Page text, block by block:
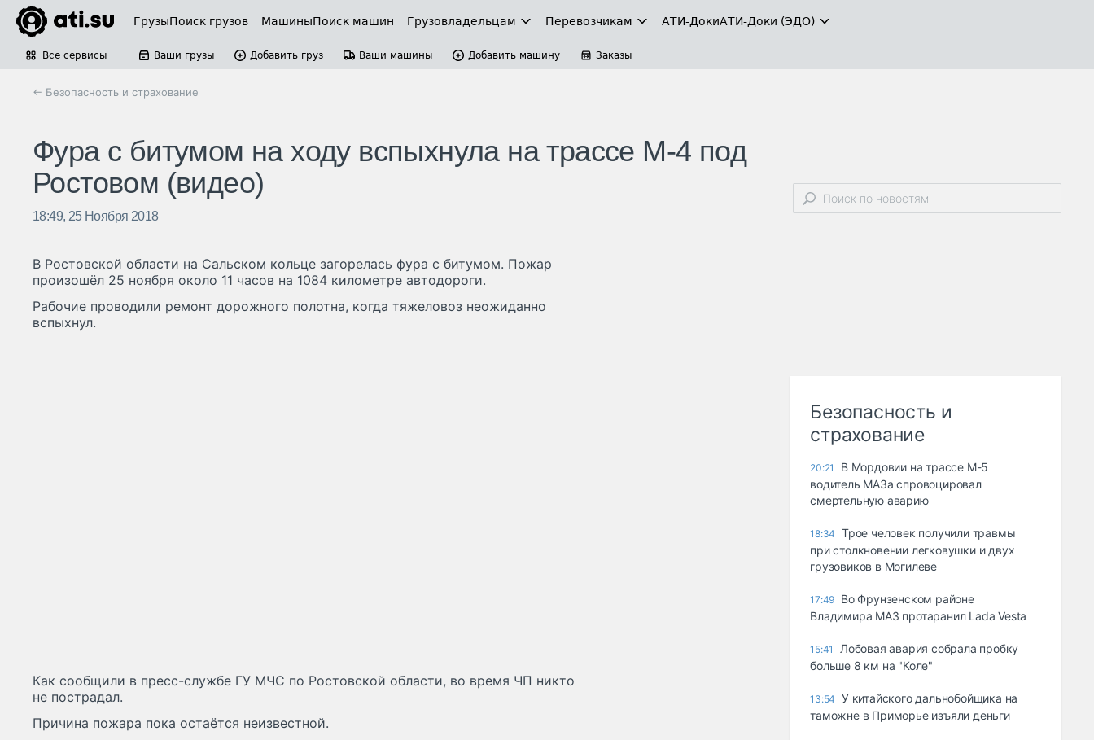
ГрузыПоиск грузов МашиныПоиск машин Грузовладельцам Перевозчикам АТИ-ДокиАТИ-Доки (ЭДО)
Все сервисы Ваши грузы Добавить груз Ваши машины Добавить машину Заказы
← Безопасность и страхование
Фура с битумом на ходу вспыхнула на трассе М-4 под
Ростовом (видео)
18:49, 25 Ноября 2018
В Ростовской области на Сальском кольце загорелась фура с битумом. Пожар
произошёл 25 ноября около 11 часов на 1084 километре автодороги.
Рабочие проводили ремонт дорожного полотна, когда тяжеловоз неожиданно
вспыхнул.
Как сообщили в пресс-службе ГУ МЧС по Ростовской области, во время ЧП никто
не пострадал.
Причина пожара пока остаётся неизвестной.
Безопасность и
страхование
20:21
В Мордовии на трассе М-5
водитель МАЗа спровоцировал
смертельную аварию
18:34
Трое человек получили травмы
при столкновении легковушки и двух
грузовиков в Могилеве
17:49 Во Фрунзенском районе
Владимира МАЗ протаранил Lada Vesta
15:41
Лобовая авария собрала пробку
больше 8 км на "Коле"
13:54
У китайского дальнобойщика на
таможне в Приморье изъяли деньги